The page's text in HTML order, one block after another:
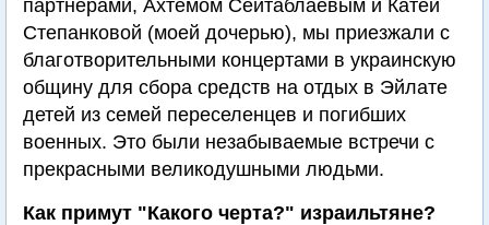
партнерами, Ахтемом Сеитаблаевым и Катей
Степанковой (моей дочерью), мы приезжали с
благотворительными концертами в украинскую
общину для сбора средств на отдых в Эйлате
детей из семей переселенцев и погибших
военных. Это были незабываемые встречи с
прекрасными великодушными людьми.
Как примут "Какого черта?" израильтяне?